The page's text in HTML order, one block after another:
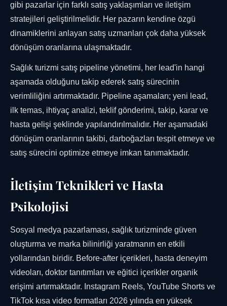
gibi pazarlar için farklı satış yaklaşımları ve iletişim
stratejileri geliştirilmelidir. Her pazarın kendine özgü
dinamiklerini anlayan satış uzmanları çok daha yüksek
dönüşüm oranlarına ulaşmaktadır.
Sağlık turizmi satış pipeline yönetimi, her lead'in hangi
aşamada olduğunu takip ederek satış sürecinin
verimliliğini artırmaktadır. Pipeline aşamaları; yeni lead,
ilk temas, ihtiyaç analizi, teklif gönderimi, takip, karar ve
hasta gelişi şeklinde yapılandırılmalıdır. Her aşamadaki
dönüşüm oranlarının takibi, darboğazları tespit etmeye ve
satış sürecini optimize etmeye imkan tanımaktadır.
İletişim Teknikleri ve Hasta
Psikolojisi
Sosyal medya pazarlaması, sağlık turizminde güven
oluşturma ve marka bilinirliği yaratmanın en etkili
yollarından biridir. Before-after içerikleri, hasta deneyim
videoları, doktor tanıtımları ve eğitici içerikler organik
erişimi artırmaktadır. Instagram Reels, YouTube Shorts ve
TikTok kısa video formatları 2026 yılında en yüksek